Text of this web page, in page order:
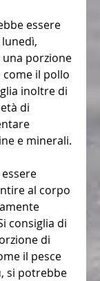
essere
porzione
il pollo
inoltre di
di
e minerali.
al corpo
consiglia di
di
il pesce
si potrebbe